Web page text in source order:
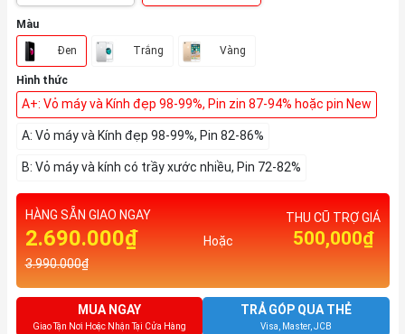
Màu
Đen Trắng Vàng
Hình thức
A+: Vỏ máy và Kính đẹp 98-99%, Pin zin 87-94% hoặc pin New
A: Vỏ máy và Kính đẹp 98-99%, Pin 82-86%
B: Vỏ máy và kính có trầy xước nhiều, Pin 72-82%
HÀNG SẴN GIAO NGAY
2.690.000₫
3.990.000₫
Hoặc
THU CŨ TRỢ GIÁ
500,000₫
MUA NGAY
Giao Tận Nơi Hoặc Nhận Tại Cửa Hàng
TRẢ GÓP QUA THẺ
Visa, Master, JCB